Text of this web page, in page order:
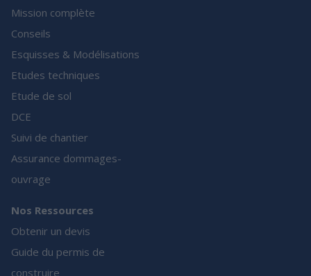
Mission complète
Conseils
Esquisses & Modélisations
Etudes techniques
Etude de sol
DCE
Suivi de chantier
Assurance dommages-
ouvrage
Nos Ressources
Obtenir un devis
Guide du permis de
construire